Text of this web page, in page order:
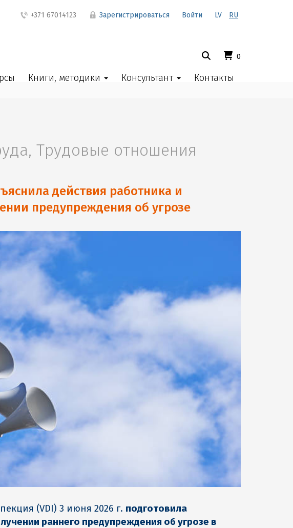
+371 67014123 Зарегистрироваться Войти LV RU
0
Книги, методики Консультант Контакты
, Трудовые отношения
действия работника и
предупреждения об угрозе
(VDI) 3 июня 2026 г. подготовила
раннего предупреждения об угрозе в